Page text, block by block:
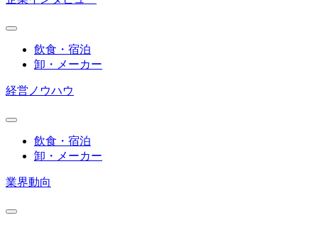
飲食・宿泊
卸・メーカー
経営ノウハウ
飲食・宿泊
卸・メーカー
業界動向